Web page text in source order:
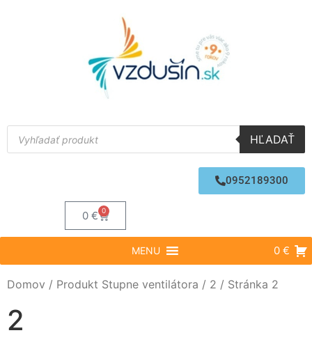
HĽADAŤ
0952189300
0€ 0
MENU 0 €
Domov / Produkt Stupne ventilátora / 2 / Stránka 2
2